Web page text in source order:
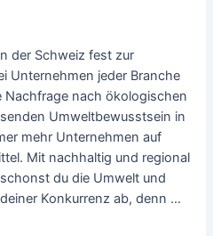
der Schweiz fest zur
Unternehmen jeder Branche
Nachfrage nach ökologischen
Umweltbewusstsein in
mehr Unternehmen auf
Mit nachhaltig und regional
du die Umwelt und
Konkurrenz ab, denn …